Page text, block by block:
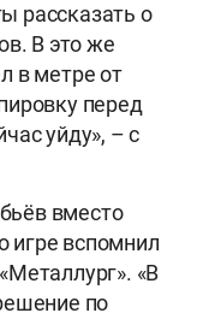
рассказать о
В это же
в метре от
перед
уйду», – с
вместо
игре вспомнил
«В
по